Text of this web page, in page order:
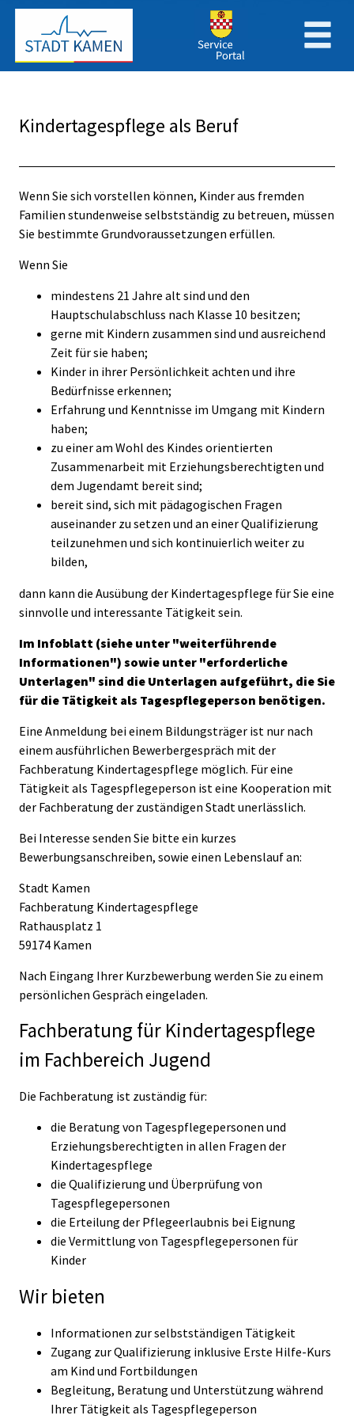
Zum Hauptinhalt springen
Zum Header
Zum Hauptinhalt
Zum Footer
Kindertagespflege als Beruf
Beschreibung
Wenn Sie sich vorstellen können, Kinder aus fremden
Familien stundenweise selbstständig zu betreuen, müssen
Sie bestimmte Grundvoraussetzungen erfüllen.
Wenn Sie
mindestens 21 Jahre alt sind und den
Hauptschulabschluss nach Klasse 10 besitzen;
gerne mit Kindern zusammen sind und ausreichend
Zeit für sie haben;
Kinder in ihrer Persönlichkeit achten und ihre
Bedürfnisse erkennen;
Erfahrung und Kenntnisse im Umgang mit Kindern
haben;
zu einer am Wohl des Kindes orientierten
Zusammenarbeit mit Erziehungsberechtigten und
dem Jugendamt bereit sind;
bereit sind, sich mit pädagogischen Fragen
auseinander zu setzen und an einer Qualifizierung
teilzunehmen und sich kontinuierlich weiter zu
bilden,
dann kann die Ausübung der Kindertagespflege für Sie eine
sinnvolle und interessante Tätigkeit sein.
Im Infoblatt (siehe unter "weiterführende
Informationen") sowie unter "erforderliche
Unterlagen" sind die Unterlagen aufgeführt, die Sie
für die Tätigkeit als Tagespflegeperson benötigen.
Eine Anmeldung bei einem Bildungsträger ist nur nach
einem ausführlichen Bewerbergespräch mit der
Fachberatung Kindertagespflege möglich. Für eine
Tätigkeit als Tagespflegeperson ist eine Kooperation mit
der Fachberatung der zuständigen Stadt unerlässlich.
Bei Interesse senden Sie bitte ein kurzes
Bewerbungsanschreiben, sowie einen Lebenslauf an:
Stadt Kamen
Fachberatung Kindertagespflege
Rathausplatz 1
59174 Kamen
Nach Eingang Ihrer Kurzbewerbung werden Sie zu einem
persönlichen Gespräch eingeladen.
Fachberatung für Kindertagespflege
im Fachbereich Jugend
Die Fachberatung ist zuständig für:
die Beratung von Tagespflegepersonen und
Erziehungsberechtigten in allen Fragen der
Kindertagespflege
die Qualifizierung und Überprüfung von
Tagespflegepersonen
die Erteilung der Pflegeerlaubnis bei Eignung
die Vermittlung von Tagespflegepersonen für
Kinder
Wir bieten
Informationen zur selbstständigen Tätigkeit
Zugang zur Qualifizierung inklusive Erste Hilfe-Kurs
am Kind und Fortbildungen
Begleitung, Beratung und Unterstützung während
Ihrer Tätigkeit als Tagespflegeperson